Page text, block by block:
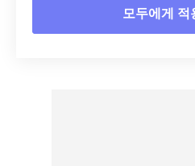
모두에게 적